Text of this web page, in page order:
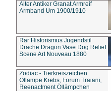
Alter Antiker Granat Armreif
Armband Um 1900/1910
Rar Historismus Jugendstil
Drache Dragon Vase Dog Relief
Scene Art Nouveau 1880
Zodiac - Tierkreiszeichen
Öllampe Krebs, Forum Traiani,
Reenactment Öllämpchen